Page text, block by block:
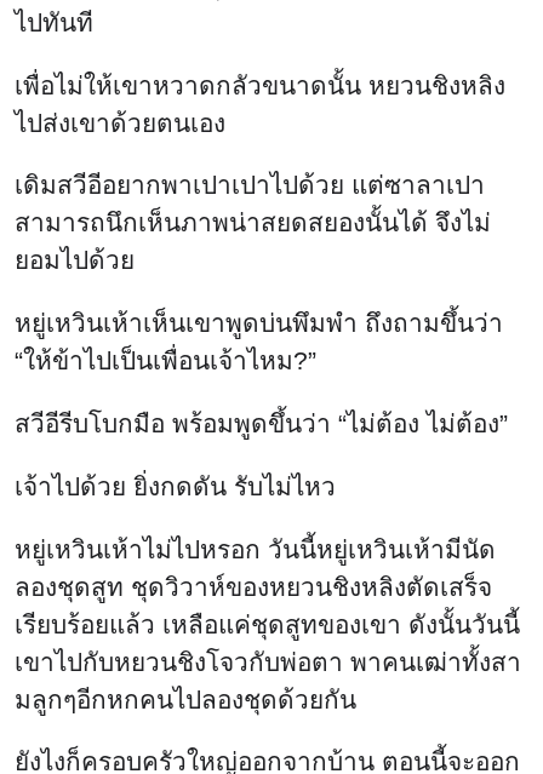
ไปทันที
เพื่อไม่ให้เขาหวาดกลัวขนาดนั้น หยวนชิงหลิง
ไปส่งเขาด้วยตนเอง
เดิมสวีอีอยากพาเปาเปาไปด้วย แต่ซาลาเปา
สามารถนึกเห็นภาพน่าสยดสยองนั้นได้ จึงไม่
ยอมไปด้วย
หยู่เหวินเห้าเห็นเขาพูดบ่นพึมพำ ถึงถามขึ้นว่า
“ให้ข้าไปเป็นเพื่อนเจ้าไหม?”
สวีอีรีบโบกมือ พร้อมพูดขึ้นว่า “ไม่ต้อง ไม่ต้อง”
เจ้าไปด้วย ยิ่งกดดัน รับไม่ไหว
หยู่เหวินเห้าไม่ไปหรอก วันนี้หยู่เหวินเห้ามีนัด
ลองชุดสูท ชุดวิวาห์ของหยวนชิงหลิงตัดเสร็จ
เรียบร้อยแล้ว เหลือแค่ชุดสูทของเขา ดังนั้นวันนี้
เขาไปกับหยวนชิงโจวกับพ่อตา พาคนเฒ่าทั้งสา
มลูกๆอีกหกคนไปลองชุดด้วยกัน
ยังไงก็ครอบครัวใหญ่ออกจากบ้าน ตอนนี้จะออก